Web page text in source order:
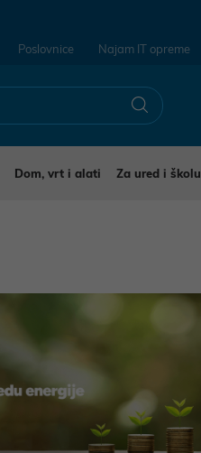
Poslovnice Najam IT opreme
Dom, vrt i alati Za ured i školu